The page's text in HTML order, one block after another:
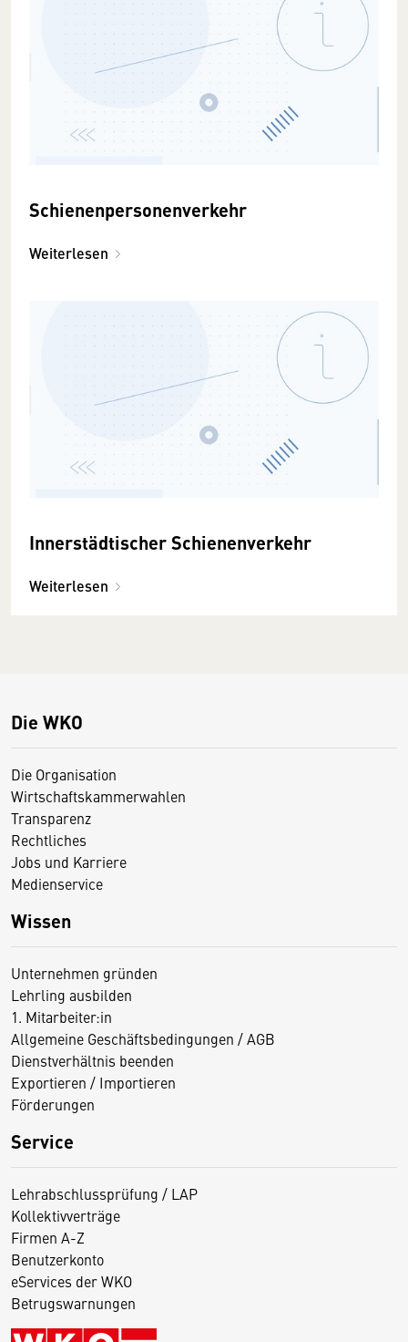
Schienenpersonenverkehr
Weiterlesen
Innerstädtischer Schienenverkehr
Weiterlesen
Die WKO
Die Organisation
Wirtschaftskammerwahlen
Transparenz
Rechtliches
Jobs und Karriere
Medienservice
Wissen
Unternehmen gründen
Lehrling ausbilden
1. Mitarbeiter:in
Allgemeine Geschäftsbedingungen / AGB
Dienstverhältnis beenden
Exportieren / Importieren
Förderungen
Service
Lehrabschlussprüfung / LAP
Kollektivverträge
Firmen A-Z
Benutzerkonto
eServices der WKO
Betrugswarnungen